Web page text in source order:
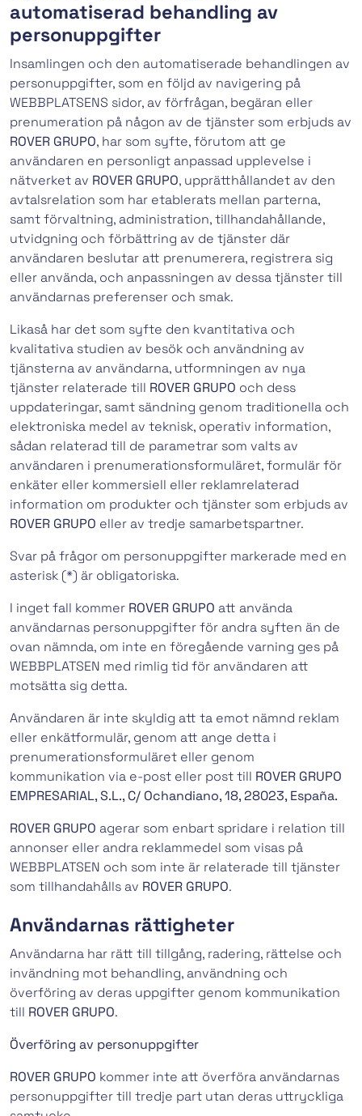
automatiserad behandling av
personuppgifter
Insamlingen och den automatiserade behandlingen av
personuppgifter, som en följd av navigering på
WEBBPLATSENS sidor, av förfrågan, begäran eller
prenumeration på någon av de tjänster som erbjuds av
ROVER GRUPO, har som syfte, förutom att ge
användaren en personligt anpassad upplevelse i
nätverket av ROVER GRUPO, upprätthållandet av den
avtalsrelation som har etablerats mellan parterna,
samt förvaltning, administration, tillhandahållande,
utvidgning och förbättring av de tjänster där
användaren beslutar att prenumerera, registrera sig
eller använda, och anpassningen av dessa tjänster till
användarnas preferenser och smak.
Likaså har det som syfte den kvantitativa och
kvalitativa studien av besök och användning av
tjänsterna av användarna, utformningen av nya
tjänster relaterade till ROVER GRUPO och dess
uppdateringar, samt sändning genom traditionella och
elektroniska medel av teknisk, operativ information,
sådan relaterad till de parametrar som valts av
användaren i prenumerationsformuläret, formulär för
enkäter eller kommersiell eller reklamrelaterad
information om produkter och tjänster som erbjuds av
ROVER GRUPO eller av tredje samarbetspartner.
Svar på frågor om personuppgifter markerade med en
asterisk (*) är obligatoriska.
I inget fall kommer ROVER GRUPO att använda
användarnas personuppgifter för andra syften än de
ovan nämnda, om inte en föregående varning ges på
WEBBPLATSEN med rimlig tid för användaren att
motsätta sig detta.
Användaren är inte skyldig att ta emot nämnd reklam
eller enkätformulär, genom att ange detta i
prenumerationsformuläret eller genom
kommunikation via e-post eller post till ROVER GRUPO
EMPRESARIAL, S.L., C/ Ochandiano, 18, 28023, España.
ROVER GRUPO agerar som enbart spridare i relation till
annonser eller andra reklammedel som visas på
WEBBPLATSEN och som inte är relaterade till tjänster
som tillhandahålls av ROVER GRUPO.
Användarnas rättigheter
Användarna har rätt till tillgång, radering, rättelse och
invändning mot behandling, användning och
överföring av deras uppgifter genom kommunikation
till ROVER GRUPO.
Överföring av personuppgifter
ROVER GRUPO kommer inte att överföra användarnas
personuppgifter till tredje part utan deras uttryckliga